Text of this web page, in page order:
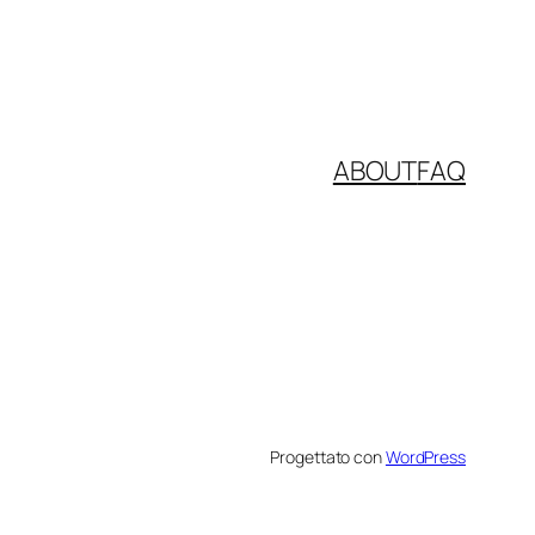
ABOUTFAQ
Progettato conWordPress